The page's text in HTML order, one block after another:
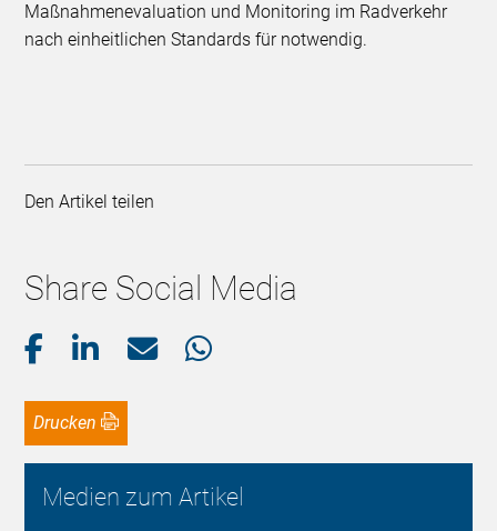
Maßnahmenevaluation und Monitoring im Radverkehr
nach einheitlichen Standards für notwendig.
Den Artikel teilen
Share Social Media
Drucken
Medien zum Artikel